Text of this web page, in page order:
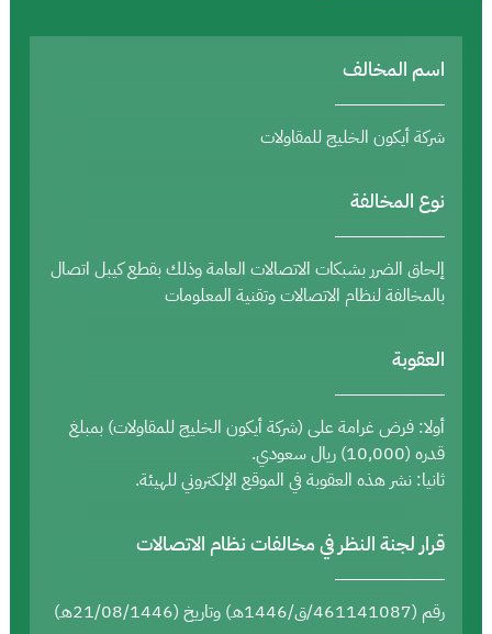
اسم المخالف
شركة أيكون الخليج للمقاولات
نوع المخالفة
إلحاق الضرر بشبكات الاتصالات العامة وذلك بقطع كيبل اتصال
بالمخالفة لنظام الاتصالات وتقنية المعلومات
العقوبة
أولا: فرض غرامة على (شركة أيكون الخليج للمقاولات) بمبلغ
قدره (10,000) ريال سعودي.
ثانيا: نشر هذه العقوبة في الموقع الإلكتروني للهيئة.
قرار لجنة النظر في مخالفات نظام الاتصالات
رقم (461141087/ق/1446هـ) وتاريخ (21/08/1446هـ)